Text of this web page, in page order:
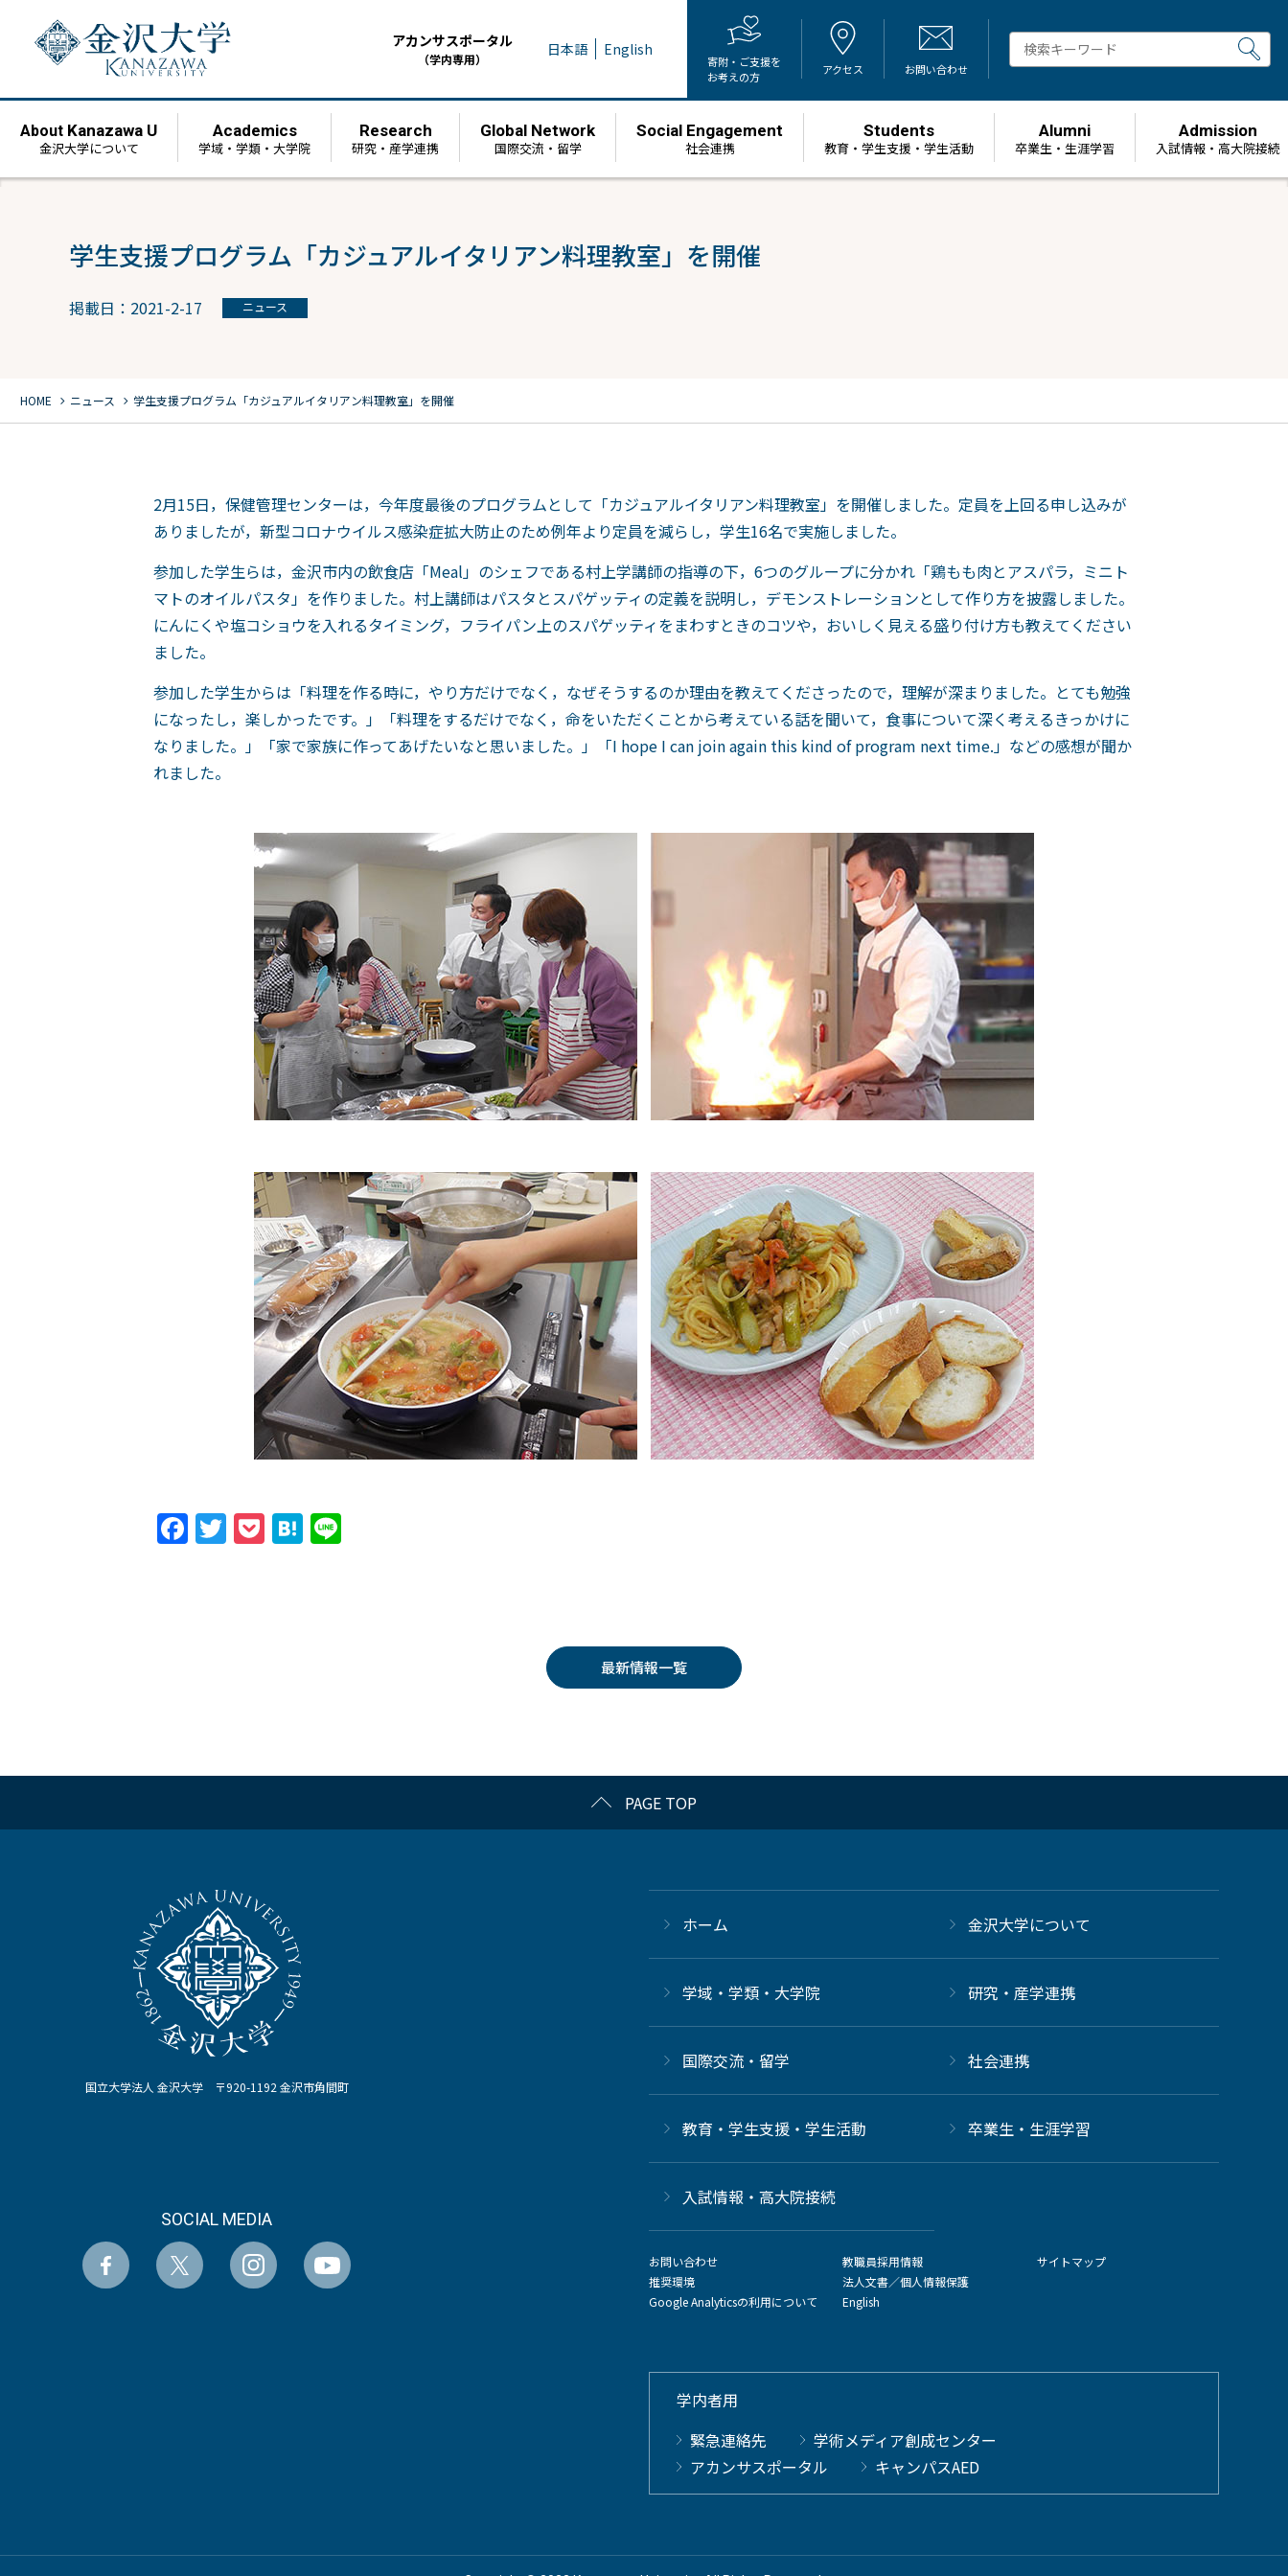
アカンサスポータル
（学内専用） 日本語 English
寄附・ご支援を
お考えの方
アクセス お問い合わせ
About Kanazawa U
金沢大学について
Academics
学域・学類・大学院
Research
研究・産学連携
Global Network
国際交流・留学
Social Engagement
社会連携
Students
教育・学生支援・学生活動
Alumni
卒業生・生涯学習
Admission
⼊試情報・高大院接続
学生支援プログラム「カジュアルイタリアン料理教室」を開催
掲載日：2021-2-17 ニュース
HOME chevron_right ニュース chevron_right 学生支援プログラム「カジュアルイタリアン料理教室」を開催
2月15日，保健管理センターは，今年度最後のプログラムとして「カジュアルイタリアン料理教室」を開催しました。定員を上回る申し込みが
ありましたが，新型コロナウイルス感染症拡大防止のため例年より定員を減らし，学生16名で実施しました。
参加した学生らは，金沢市内の飲食店「Meal」のシェフである村上学講師の指導の下，6つのグループに分かれ「鶏もも肉とアスパラ，ミニト
マトのオイルパスタ」を作りました。村上講師はパスタとスパゲッティの定義を説明し，デモンストレーションとして作り方を披露しました。
にんにくや塩コショウを入れるタイミング，フライパン上のスパゲッティをまわすときのコツや，おいしく見える盛り付け方も教えてください
ました。
参加した学生からは「料理を作る時に，やり方だけでなく，なぜそうするのか理由を教えてくださったので，理解が深まりました。とても勉強
になったし，楽しかったです。」「料理をするだけでなく，命をいただくことから考えている話を聞いて，食事について深く考えるきっかけに
なりました。」「家で家族に作ってあげたいなと思いました。」「I hope I can join again this kind of program next time.」などの感想が聞か
れました。
Facebook
Twitter
PocketHatena
最新情報一覧
PAGE TOP
国立大学法人 金沢大学 〒920-1192 金沢市角間町
SOCIAL MEDIA
ホーム 金沢大学について
学域・学類・大学院 研究・産学連携
国際交流・留学 社会連携
教育・学生支援・学生活動 卒業生・生涯学習
⼊試情報・高大院接続
お問い合わせ
推奨環境
Google Analyticsの利用について
教職員採用情報
法人文書／個人情報保護
English
サイトマップ
学内者用
緊急連絡先
学術メディア創成センター
アカンサスポータル
キャンパスAED